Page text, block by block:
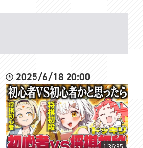
zeeny-lights-3-hikasatomoshika
モシカです！
雑談配信
2025/6/18 20:00
1:36:35